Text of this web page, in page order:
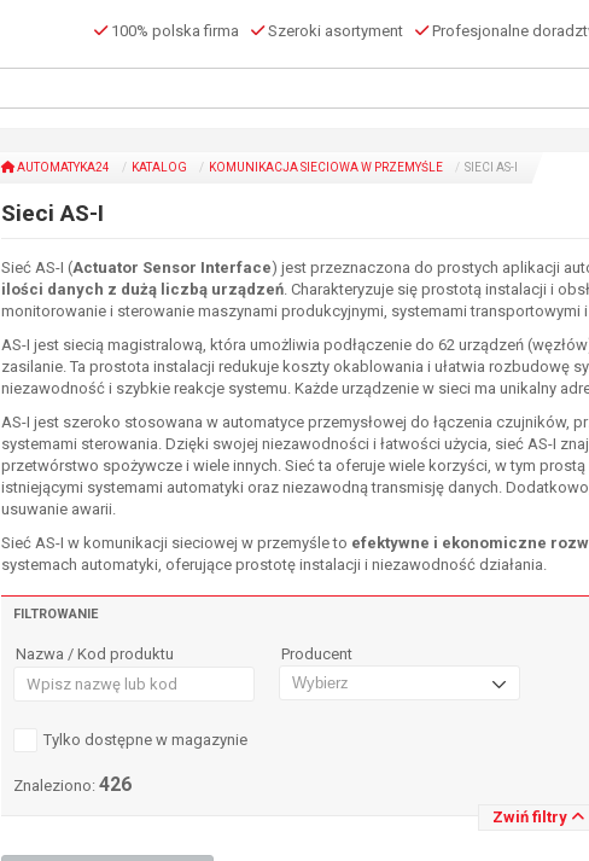
100% polska firma Szeroki asortyment Profesjonalne
AUTOMATYKA24 KATALOG KOMUNIKACJA SIECIOWA W PRZEMYŚLE SIECI AS-I
Sieci AS-I
Sieć AS-I (Actuator Sensor Interface) jest przeznaczona do prostych aplikacji
ilości danych z dużą liczbą urządzeń. Charakteryzuje się prostotą instalacji i
monitorowanie i sterowanie maszynami produkcyjnymi, systemami transportowymi
AS-I jest siecią magistralową, która umożliwia podłączenie do 62 urządzeń
zasilanie. Ta prostota instalacji redukuje koszty okablowania i ułatwia rozbudowę
niezawodność i szybkie reakcje systemu. Każde urządzenie w sieci ma unikalny
AS-I jest szeroko stosowana w automatyce przemysłowej do łączenia czujników,
systemami sterowania. Dzięki swojej niezawodności i łatwości użycia, sieć AS-I
przetwórstwo spożywcze i wiele innych. Sieć ta oferuje wiele korzyści, w tym
istniejącymi systemami automatyki oraz niezawodną transmisję danych.
usuwanie awarii.
Sieć AS-I w komunikacji sieciowej w przemyśle to efektywne i ekonomiczne
systemach automatyki, oferujące prostotę instalacji i niezawodność działania.
FILTROWANIE
Nazwa / Kod produktu Producent
Tylko dostępne w magazynie
Znaleziono: 426
Zwiń filtry